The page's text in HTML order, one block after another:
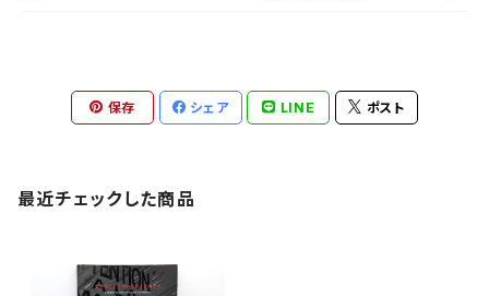
保存 シェア LINE ポスト
最近チェックした商品